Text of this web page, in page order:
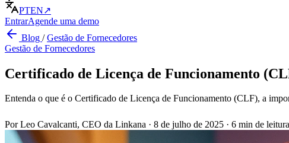
PTEN↗
EntrarAgende uma demo
Blog /Gestão de Fornecedores
Gestão de Fornecedores
Certificado de Licença de Funcionamento
Entenda o que é o Certificado de Licença de Funcionamento (CLF), a
Por Leo Cavalcanti, CEO da Linkana · 8 de julho de 2025 · 6 min de leitura